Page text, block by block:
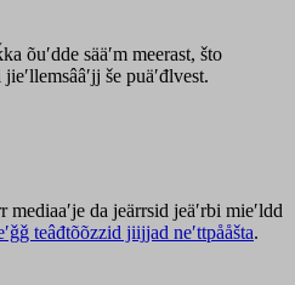
õuʹdde sääʹm meerast, što
še puäʹđlvest.
mediaaʹje da jeärrsid jeäʹrbi mieʹldd
teâđtõõzzid jiijjad neʹttpååšta.